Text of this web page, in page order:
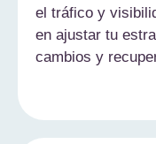
el tráfico y
en ajustar tu
cambios y